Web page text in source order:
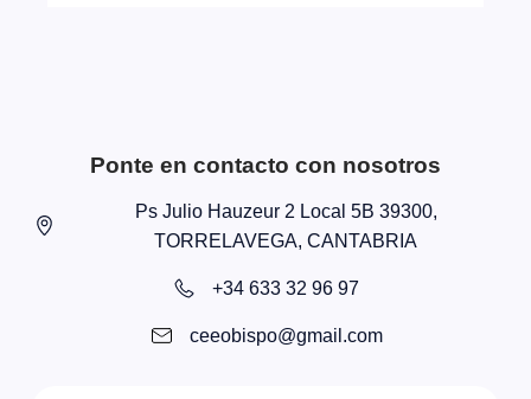
Ponte en contacto con nosotros
Ps Julio Hauzeur 2 Local 5B 39300,
TORRELAVEGA, CANTABRIA
+34 633 32 96 97
ceeobispo@gmail.com